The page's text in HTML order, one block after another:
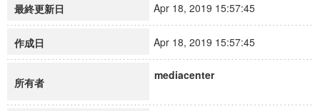
最終更新日 Apr 18, 2019 15:57:45
作成日 Apr 18, 2019 15:57:45
所有者
mediacenter